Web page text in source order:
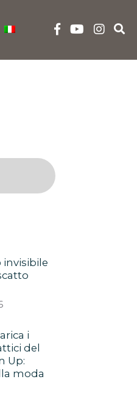
invisibile
i
del
Up:
moda